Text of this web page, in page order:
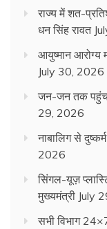
राज्य में शत-
धन सिंह रावत
आयुष्मान आरोग्य
July 30, 2026
जन-जन तक
29, 2026
नाबालिग से
2026
सिंगल-यूज़
मुख्यमंत्री July
सभी विभाग